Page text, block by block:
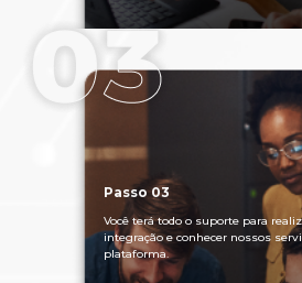
Passo 03
Você terá todo o suporte para
integração e conhecer nossos
plataforma.